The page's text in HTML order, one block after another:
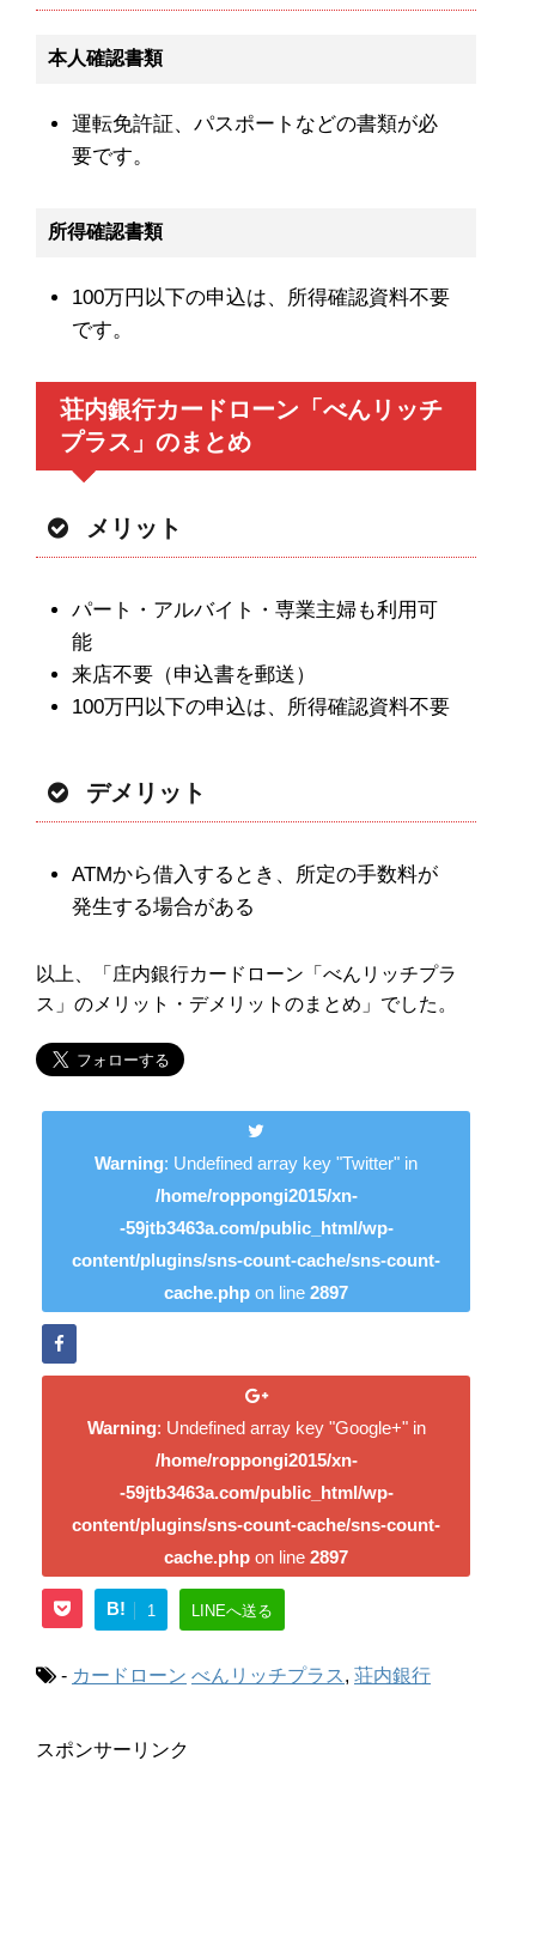
本人確認書類
運転免許証、パスポートなどの書類が必
要です。
所得確認書類
100万円以下の申込は、所得確認資料不要
です。
荘内銀行カードローン「べんリッチ
プラス」のまとめ
メリット
パート・アルバイト・専業主婦も利用可
能
来店不要（申込書を郵送）
100万円以下の申込は、所得確認資料不要
デメリット
ATMから借入するとき、 所定の手数料が
発生する場合がある
以上、「庄内銀行カードローン「べんリッチプラ
ス」のメリット・デメリットのまとめ」でした。
Warning: Undefined array key "Twitter" in
/home/roppongi2015/xn-
-59jtb3463a.com/public_html/wp-
content/plugins/sns-count-cache/sns-count-
cache.php on line 2897
Warning: Undefined array key "Google+" in
/home/roppongi2015/xn-
-59jtb3463a.com/public_html/wp-
content/plugins/sns-count-cache/sns-count-
cache.php on line 2897
B! 1 LINEへ送る
- カードローン べんリッチプラス , 荘内銀行
スポンサーリンク